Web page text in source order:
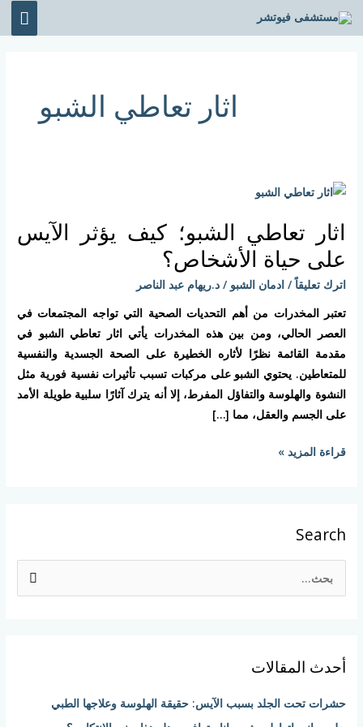
تخطي
إلى
اثار تعاطي الشبو
اثار تعاطي الشبو؛ كيف يؤثر الآيس
على حياة الأشخاص؟
اترك تعليقاً /ادمان الشبو /د.ريهام عبد الناصر
تعتبر المخدرات من أهم التحديات الصحية التي تواجه المجتمعات في
العصر الحالي، ومن بين هذه المخدرات يأتي اثار تعاطي الشبو في
مقدمة القائمة نظرًا لأثاره الخطيرة على الصحة الجسدية والنفسية
للمتعاطين. يحتوي الشبو على مركبات تسبب تأثيرات نفسية فورية مثل
النشوة والهلوسة والتفاؤل المفرط، إلا أنه يترك آثارًا سلبية طويلة الأمد
على الجسم والعقل، مما […]
اثار
الشبو؛
كيف
يؤثر
الآيس
على
حياة
الأشخاص؟
قراءة المزيد »
Search
ث
ن
أحدث المقالات
حشرات تحت الجلد بسبب الآيس: حقيقة الهلوسة وعلاجها الطبي